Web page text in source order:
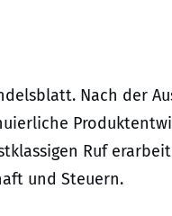
Nach der
Ruf
und Steuern.